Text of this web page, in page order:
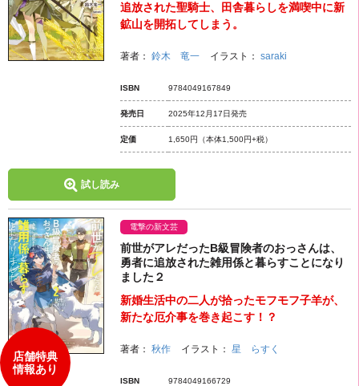
追放された聖騎士、田舎暮らしを満喫中に新
鉱山を開拓してしまう。
著者： 鈴木 竜一 イラスト： saraki
ISBN 9784049167849
発売日 2025年12月17日発売
定価 1,650円 （本体1,500円+税）
試し読み
店舗特典
情報あり
電撃の新文芸
前世がアレだったB級冒険者のおっさんは、
勇者に追放された雑用係と暮らすことになり
ました２
新婚生活中の二人が拾ったモフモフ子羊が、
新たな厄介事を巻き起こす！？
著者： 秋作 イラスト： 星 らすく
ISBN 9784049166729